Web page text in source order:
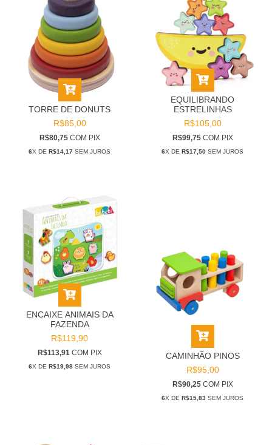
TORRE DE DONUTS
R$85,00
R$80,75 COM PIX
6X DE R$14,17 SEM JUROS
EQUILIBRANDO
ESTRELINHAS
R$105,00
R$99,75 COM PIX
6X DE R$17,50 SEM JUROS
ENCAIXE ANIMAIS DA
FAZENDA
R$119,90
R$113,91 COM PIX
6X DE R$19,98 SEM JUROS
CAMINHÃO PINOS
R$95,00
R$90,25 COM PIX
6X DE R$15,83 SEM JUROS